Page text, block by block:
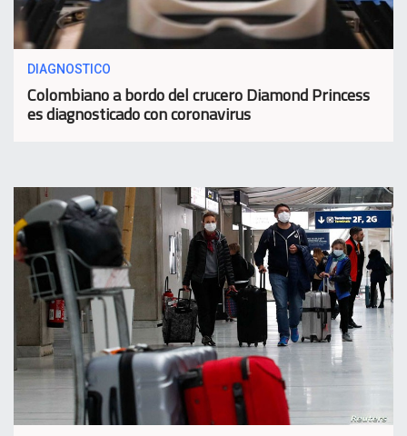
DIAGNOSTICO
Colombiano a bordo del crucero Diamond Princess
es diagnosticado con coronavirus